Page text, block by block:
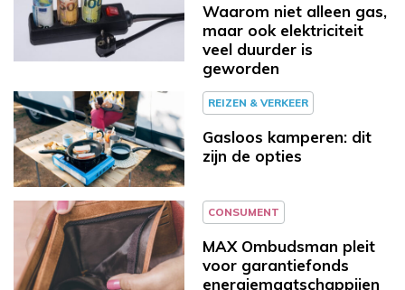
Waarom niet alleen gas,
maar ook elektriciteit
veel duurder is
geworden
REIZEN & VERKEER
Gasloos kamperen: dit
zijn de opties
CONSUMENT
MAX Ombudsman pleit
voor garantiefonds
energiemaatschappijen